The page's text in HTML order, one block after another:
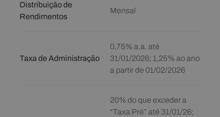
Distribuição de
Rendimentos
Mensal
Taxa de Administração
0,75% a.a. até
31/01/2026; 1,25% ao ano
a partir de 01/02/2026
20% do que exceder a
“Taxa Pré” até 31/01/26;